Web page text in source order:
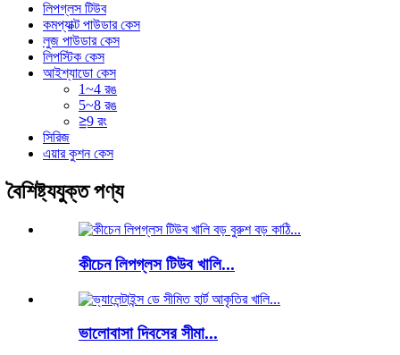
লিপগ্লস টিউব
কমপ্যাক্ট পাউডার কেস
লুজ পাউডার কেস
লিপস্টিক কেস
আইশ্যাডো কেস
1~4 রঙ
5~8 রঙ
≧9 রং
সিরিজ
এয়ার কুশন কেস
বৈশিষ্ট্যযুক্ত পণ্য
কীচেন লিপগ্লস টিউব খালি...
ভালোবাসা দিবসের সীমা...